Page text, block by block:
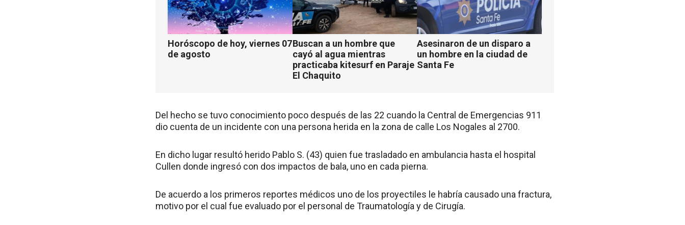
Horóscopo de hoy, viernes 07
de agosto
Buscan a un hombre que
cayó al agua mientras
practicaba kitesurf en Paraje
El Chaquito
Asesinaron de un disparo a
un hombre en la ciudad de
Santa Fe
Del hecho se tuvo conocimiento poco después de las 22 cuando la Central de Emergencias 911
dio cuenta de un incidente con una persona herida en la zona de calle Los Nogales al 2700.
En dicho lugar resultó herido Pablo S. (43) quien fue trasladado en ambulancia hasta el hospital
Cullen donde ingresó con dos impactos de bala, uno en cada pierna.
De acuerdo a los primeros reportes médicos uno de los proyectiles le habría causado una fractura,
motivo por el cual fue evaluado por el personal de Traumatología y de Cirugía.